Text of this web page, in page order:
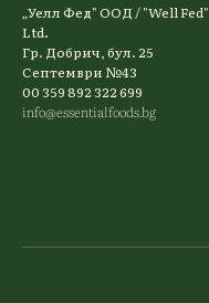
„Уелл Фед" ООД / "Well Fed"
Ltd.
Гр. Добрич, бул. 25
Септември №43
00 359 892 322 699
info@essentialfoods.bg